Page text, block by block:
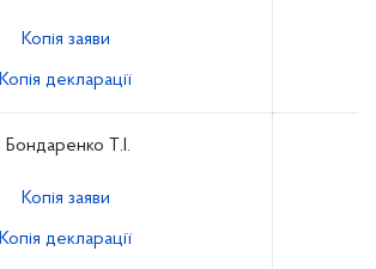
Копія заяви
Копія декларації
Бондаренко Т.І.
Копія заяви
Копія декларації